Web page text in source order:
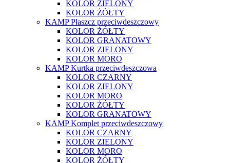
KOLOR ZIELONY
KOLOR ŻÓŁTY
KAMP Płaszcz przeciwdeszczowy
KOLOR ŻÓŁTY
KOLOR GRANATOWY
KOLOR ZIELONY
KOLOR MORO
KAMP Kurtka przeciwdeszczowa
KOLOR CZARNY
KOLOR ZIELONY
KOLOR MORO
KOLOR ŻÓŁTY
KOLOR GRANATOWY
KAMP Komplet przeciwdeszczowy
KOLOR CZARNY
KOLOR ZIELONY
KOLOR MORO
KOLOR ŻÓŁTY